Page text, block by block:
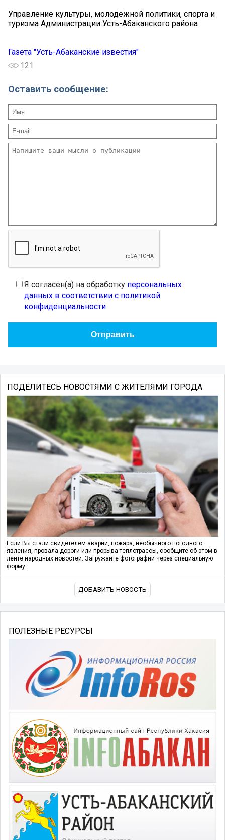
Управление культуры, молодёжной политики, спорта и
туризма Администрации Усть-Абаканского района
Газета "Усть-Абаканские известия"
121
Оставить сообщение:
Я согласен(а) на обработку персональных
данных в соответствии с политикой
конфиденциальности
ПОДЕЛИТЕСЬ НОВОСТЯМИ С ЖИТЕЛЯМИ ГОРОДА
Если Вы стали свидетелем аварии, пожара, необычного погодного
явления, провала дороги или прорыва теплотрассы, сообщите об этом в
ленте народных новостей. Загружайте фотографии через специальную
форму.
ДОБАВИТЬ НОВОСТЬ
ПОЛЕЗНЫЕ РЕСУРСЫ